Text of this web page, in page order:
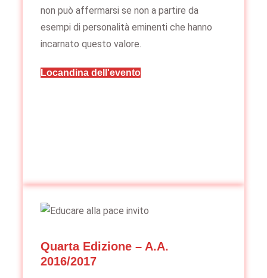
non può affermarsi se non a partire da
esempi di personalità eminenti che hanno
incarnato questo valore.
Locandina dell'evento
Quarta Edizione – A.A.
2016/2017